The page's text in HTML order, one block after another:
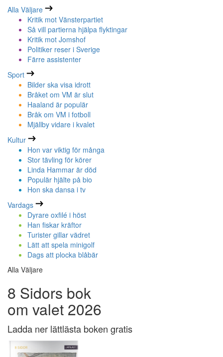
Alla Väljare
Kritik mot Vänsterpartiet
Så vill partierna hjälpa flyktingar
Kritik mot Jomshof
Politiker reser i Sverige
Färre assistenter
Sport
Bilder ska visa idrott
Bråket om VM är slut
Haaland är populär
Bråk om VM i fotboll
Mjällby vidare i kvalet
Kultur
Hon var viktig för många
Stor tävling för körer
Linda Hammar är död
Populär hjälte på bio
Hon ska dansa i tv
Vardags
Dyrare oxfilé i höst
Han fiskar kräftor
Turister gillar vädret
Lätt att spela minigolf
Dags att plocka blåbär
Alla Väljare
8 Sidors bok
om valet 2026
Ladda ner lättlästa boken gratis